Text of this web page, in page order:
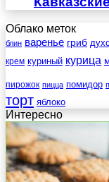
Облако меток
блин варенье гриб
крем куриный курица
пирожок пицца помидор
торт яблоко
Интересно